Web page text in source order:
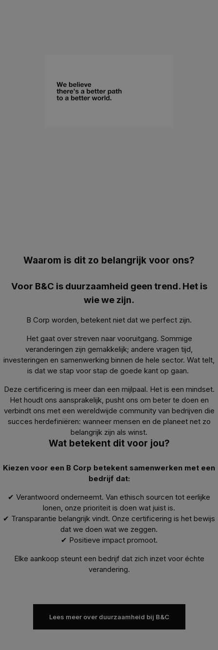
Waarom is dit zo belangrijk voor ons?
Voor B&C is duurzaamheid geen trend. Het is
wie we zijn.
B Corp worden, betekent niet dat we perfect zijn.
Het gaat over streven naar vooruitgang. Sommige
veranderingen zijn gemakkelijk; andere vragen tijd,
investeringen en samenwerking binnen de hele sector. Wat telt,
is dat we stap voor stap de goede kant op gaan.
Deze certificering is meer dan een mijlpaal. Het is een mindset.
Het houdt ons aansprakelijk, pusht ons om beter te doen en
verbindt ons met een wereldwijde community van bedrijven die
succes herdefiniëren: wanneer mensen en de planeet net zo
belangrijk zijn als winst.
Wat betekent dit voor jou?
Kiezen voor een B Corp betekent samenwerken met een
bedrijf dat:
✔ Verantwoord onderneemt. Van ethisch sourcen tot eerlijke
lonen, onze prioriteit is doen wat juist is.
✔ Transparantie belangrijk vindt. Onze certificering is het bewijs
dat we doen wat we zeggen.
✔ Positieve impact promoot.
Elke aankoop steunt een bedrijf dat zich inzet voor échte
verandering.
Lees meer over duurzaamheid bij B&C